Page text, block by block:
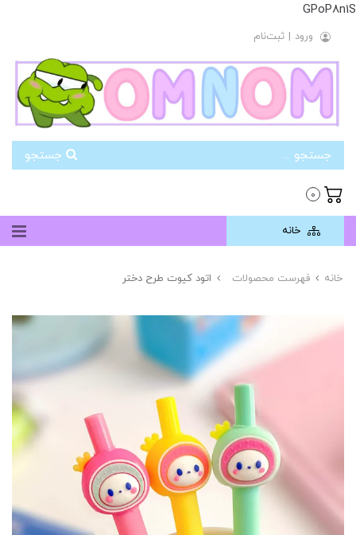
GPoP8n1S
ورود | ثبت‌نام
0
خانه
خانه فهرست محصولات اتود کیوت طرح دختر